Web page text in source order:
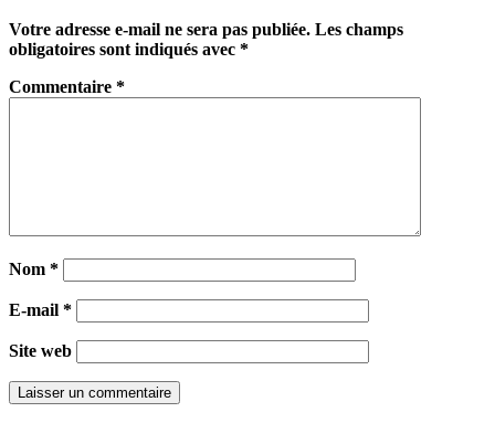
Votre adresse e-mail ne sera pas publiée. Les champs
obligatoires sont indiqués avec *
Commentaire *
Nom *
E-mail *
Site web